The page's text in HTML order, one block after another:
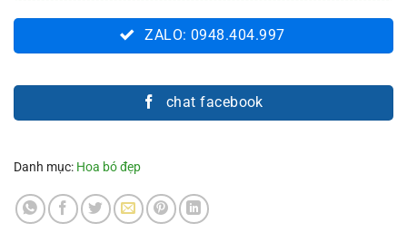
ZALO: 0948.404.997
chat facebook
Danh mục: Hoa bó đẹp